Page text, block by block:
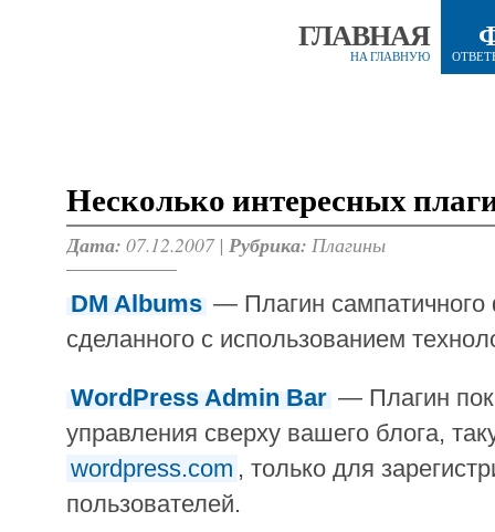
ГЛАВНАЯ
НА ГЛАВНУЮ
Несколько интересных
Дата: 07.12.2007 | Рубрика: Плагины
DM Albums — Плагин
сделанного с использованием
WordPress Admin Bar — Плагин
управления сверху вашего блога,
wordpress.com , только для
пользователей.